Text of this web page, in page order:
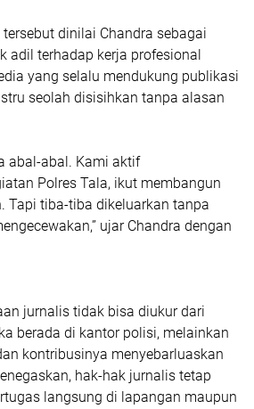
dinilai Chandra sebagai
adil terhadap kerja profesional
yang selalu mendukung publikasi
seolah disisihkan tanpa alasan
abal-abal. Kami aktif
Polres Tala, ikut membangun
Tapi tiba-tiba dikeluarkan tanpa
ujar Chandra dengan
jurnalis tidak bisa diukur dari
berada di kantor polisi, melainkan
kontribusinya menyebarluaskan
hak-hak jurnalis tetap
langsung di lapangan maupun